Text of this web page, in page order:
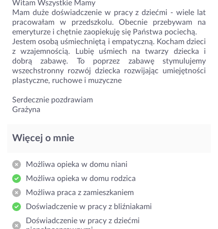
Witam Wszystkie Mamy
Mam duże doświadczenie w pracy z dziećmi - wiele lat
pracowałam w przedszkolu. Obecnie przebywam na
emeryturze i chętnie zaopiekuję się Państwa pociechą.
Jestem osobą uśmiechniętą i empatyczną. Kocham dzieci
z wzajemnością. Lubię uśmiech na twarzy dziecka i
dobrą zabawę. To poprzez zabawę stymulujemy
wszechstronny rozwój dziecka rozwijając umiejętności
plastyczne, ruchowe i muzyczne
Serdecznie pozdrawiam
Grażyna
Więcej o mnie
Możliwa opieka w domu niani
Możliwa opieka w domu rodzica
Możliwa praca z zamieszkaniem
Doświadczenie w pracy z bliźniakami
Doświadczenie w pracy z dziećmi